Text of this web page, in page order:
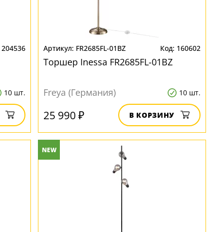
204536
10 шт.
FR2685FL-01BZ 160602
Торшер Inessa FR2685FL-01BZ
Freya (Германия) 10 шт.
25 990 ₽ В КОРЗИНУ
NEW